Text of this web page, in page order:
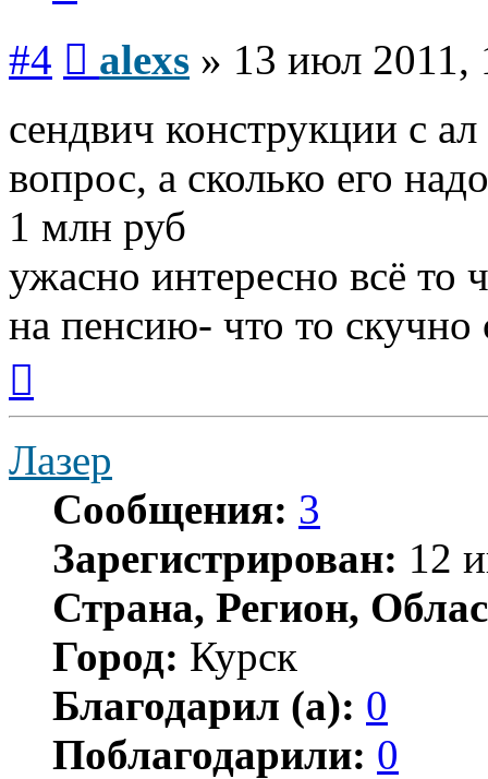
#4 alexs » 13 июл 2011,
сендвич конструкции с
вопрос, а сколько его
1 млн руб
ужасно интересно всё то
на пенсию- что то скучно
началу
Лазер
Сообщения: 3
Зарегистрирован: 12
Страна, Регион,
Город: Курск
Благодарил (а): 0
Поблагодарили: 0